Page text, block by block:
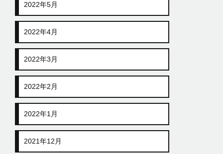
2022年5月
2022年4月
2022年3月
2022年2月
2022年1月
2021年12月